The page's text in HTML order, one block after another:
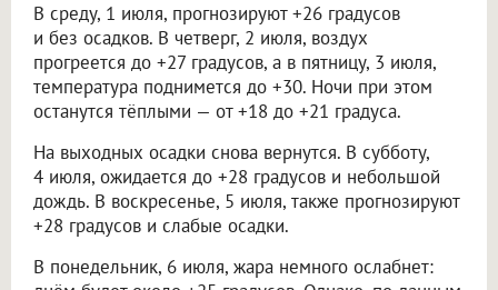
В среду, 1 июля, прогнозируют +26 градусов
и без осадков. В четверг, 2 июля, воздух
прогреется до +27 градусов, а в пятницу, 3 июля,
температура поднимется до +30. Ночи при этом
останутся тёплыми — от +18 до +21 градуса.
На выходных осадки снова вернутся. В субботу,
4 июля, ожидается до +28 градусов и небольшой
дождь. В воскресенье, 5 июля, также прогнозируют
+28 градусов и слабые осадки.
В понедельник, 6 июля, жара немного ослабнет: